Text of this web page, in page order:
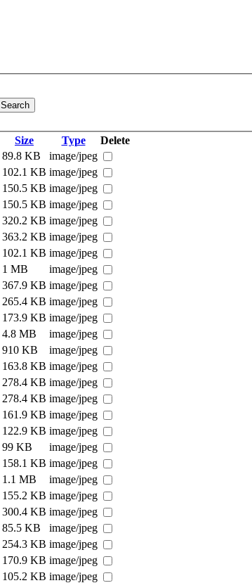
Search
Size Type
Delete
89.8 KB
image/jpeg
102.1 KB image/jpeg
150.5 KB image/jpeg
150.5 KB image/jpeg
320.2 KB image/jpeg
363.2 KB image/jpeg
102.1 KB image/jpeg
1 MB
image/jpeg
367.9 KB image/jpeg
265.4 KB image/jpeg
173.9 KB image/jpeg
4.8 MB
image/jpeg
910 KB
image/jpeg
163.8 KB image/jpeg
278.4 KB image/jpeg
278.4 KB image/jpeg
161.9 KB image/jpeg
122.9 KB image/jpeg
99 KB
image/jpeg
158.1 KB image/jpeg
1.1 MB
image/jpeg
155.2 KB image/jpeg
300.4 KB image/jpeg
85.5 KB
image/jpeg
254.3 KB image/jpeg
170.9 KB image/jpeg
105.2 KB image/jpeg